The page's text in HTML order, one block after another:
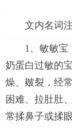
文内名词
1、敏敏宝
奶蛋白过敏的
燥、皴裂，经
困难、拉肚肚
常揉鼻子或揉